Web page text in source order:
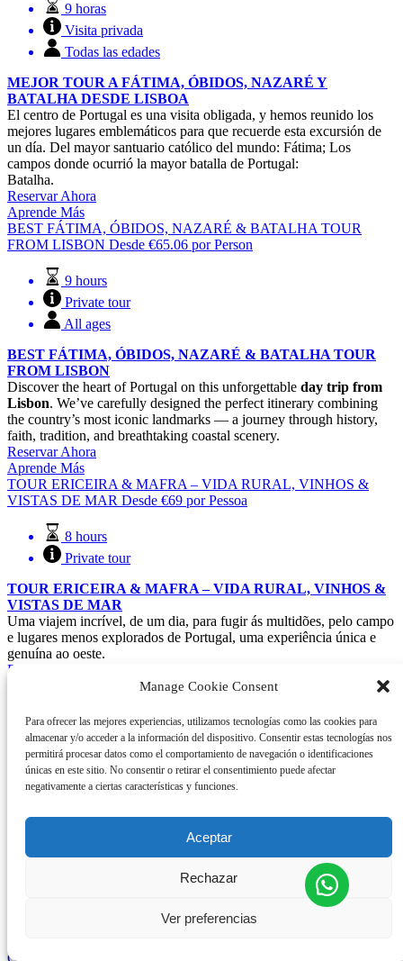
Manage Cookie Consent
Para ofrecer las mejores experiencias, utilizamos tecnologías como las cookies para
almacenar y/o acceder a la información del dispositivo. Consentir estas tecnologías nos
permitirá procesar datos como el comportamiento de navegación o identificaciones
únicas en este sitio. No consentir o retirar el consentimiento puede afectar
negativamente a ciertas características y funciones.
Aceptar
Rechazar
Ver preferencias
9 horas
Visita privada
Todas las edades
MEJOR TOUR A FÁTIMA, ÓBIDOS, NAZARÉ Y
BATALHA DESDE LISBOA
El centro de Portugal es una visita obligada, y hemos reunido los
mejores lugares emblemáticos para que recuerde esta excursión de
un día. Del mayor santuario católico del mundo: Fátima; Los
campos donde ocurrió la mayor batalla de Portugal:
Batalha.
Reservar Ahora
Aprende Más
BEST FÁTIMA, ÓBIDOS, NAZARÉ & BATALHA TOUR
FROM LISBON Desde €65.06 por Person
9 hours
Private tour
All ages
BEST FÁTIMA, ÓBIDOS, NAZARÉ & BATALHA TOUR
FROM LISBON
Discover the heart of Portugal on this unforgettable day trip from
Lisbon. We’ve carefully designed the perfect itinerary combining
the country’s most iconic landmarks — a journey through history,
faith, tradition, and breathtaking coastal scenery.
Reservar Ahora
Aprende Más
TOUR ERICEIRA & MAFRA – VIDA RURAL, VINHOS &
VISTAS DE MAR Desde €69 por Pessoa
8 hours
Private tour
TOUR ERICEIRA & MAFRA – VIDA RURAL, VINHOS &
VISTAS DE MAR
Uma viajem incrível, de um dia, para fugir ás multidões, pelo campo
e lugares menos explorados de Portugal, uma experiência única e
genuína ao oeste.
Reservar Ahora
VISTAS AL MAR Desde €69 por Persona
8 horas
Visita privada
Una increíble excursión de un día que huye de las masas habituales
y se adentra en el campo y en el lado menos visitado de Portugal,
para vivir una experiencia genuina y única en el oeste.
OCEAN VIEWS